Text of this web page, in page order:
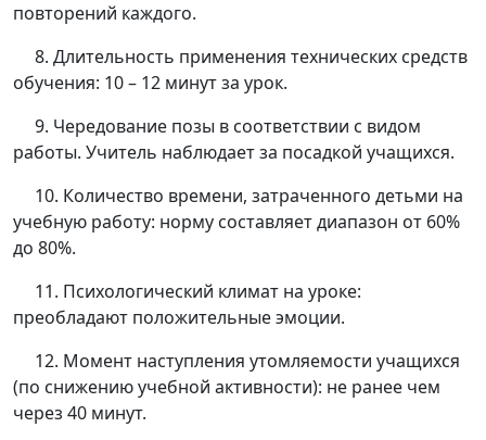
повторений каждого.
8. Длительность применения технических средств
обучения: 10 – 12 минут за урок.
9. Чередование позы в соответствии с видом
работы. Учитель наблюдает за посадкой учащихся.
10. Количество времени, затраченного детьми на
учебную работу: норму составляет диапазон от 60%
до 80%.
11. Психологический климат на уроке:
преобладают положительные эмоции.
12. Момент наступления утомляемости учащихся
(по снижению учебной активности): не ранее чем
через 40 минут.